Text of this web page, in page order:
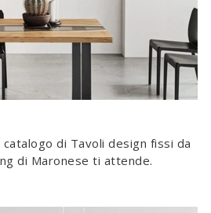
catalogo di Tavoli design fissi da
di Maronese ti attende.